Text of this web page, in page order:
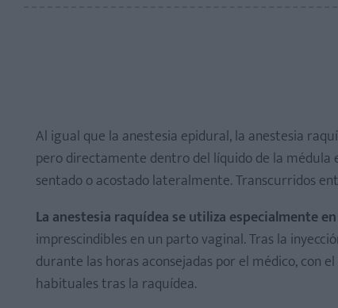
Al igual que la anestesia epidural, la anestesia
pero directamente dentro del líquido de la médula
sentado o acostado lateralmente. Transcurridos
La anestesia raquídea se utiliza especialmente
imprescindibles en un parto vaginal. Tras la
durante las horas aconsejadas por el médico, con
habituales tras la raquídea.